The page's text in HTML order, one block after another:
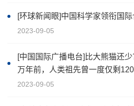
[环球新闻眼]中国科学家领衔国
2023-09-05
[中国国际广播电台]比大熊猫还
万年前，人类祖先曾一度仅剩
2023-09-05